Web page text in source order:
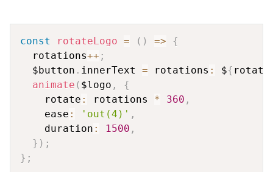
const rotateLogo = ( ) =>
{
  rotations
++ ;
  $button
. innerText = rotations : ${
animate ( $logo ,
{
    rotate
: rotations * 360 ,
    ease
: 'out(4)' ,
    duration
: 1500 ,
} ) ;
} ;